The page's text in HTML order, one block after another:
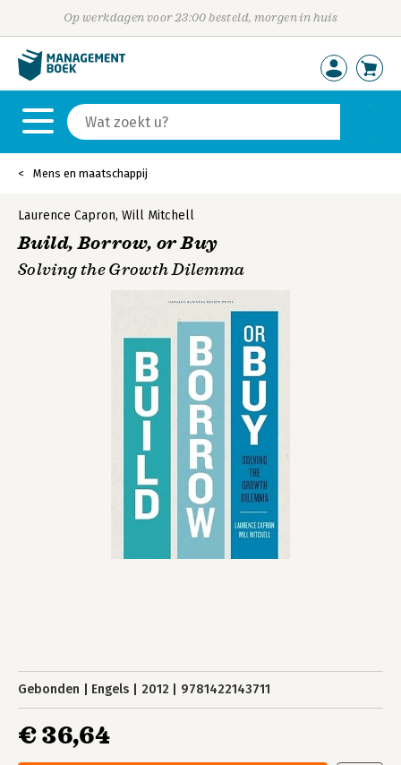
Op werkdagen voor 23:00 besteld, morgen in huis
Mens en maatschappij
Laurence Capron, Will Mitchell
Build, Borrow, or Buy
Solving the Growth Dilemma
Gebonden Engels 2012 9781422143711
€ 36,64